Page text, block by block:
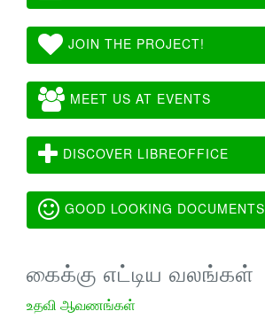
JOIN THE PROJECT!
MEET US AT EVENTS
DISCOVER LIBREOFFICE
GOOD LOOKING DOCUMENTS
கைக்கு எட்டிய வலங்கள்
உதவி ஆவணங்கள்